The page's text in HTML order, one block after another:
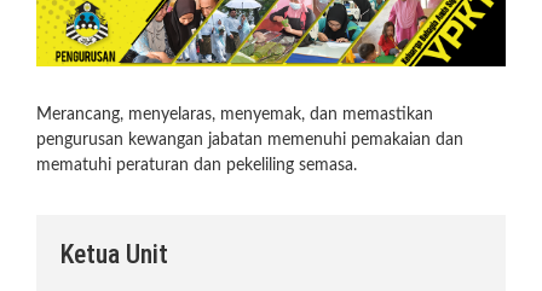
Merancang, menyelaras, menyemak, dan memastikan
pengurusan kewangan jabatan memenuhi pemakaian dan
mematuhi peraturan dan pekeliling semasa.
Ketua Unit